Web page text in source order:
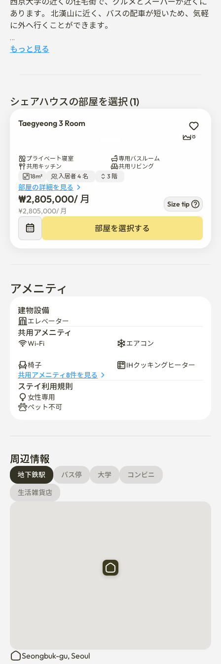
あります。 北漢山に近く、バスの配車が短いため、気軽
に外へ行くことができます。
完璧な日本語のコミュニケーションと簡単な英語のコミ
(トースト用食パンおよびシリアル、牛乳など)
* 必須利用規則案内
1. 一緒に使用する空間であるだけに、お互いに配慮お願
2. 喫煙とペット禁止(案内犬は入居状況に応じて可能で
す。)
3. 共用スペースと用品はきれいに使用お願いします。
3. 分別収集遵守
4. 規則違反で苦情が発生した場合、軽重によって措置さ
れることがあります。
契約確定時に詳細案内文をお送りします。
1. 1164
西京大、牛耳新設軽電鉄貞陵駅、4号線吉音駅、ミア現
代百貨店
西京大学、高麗大学、牛耳新設貞陵駅、4号線誠信女子
大学駅、6号線安岩駅、高麗大学病院、1号線祭基洞、清
涼里駅、京東市場·三育ソウル病院·7号線中和駅ソウル医
療院
もっと見る
シェアハウスの部屋を選択 (1)
Taegyeong 3 Room
8
プライベート寝室
専用バスルーム
共用キッチン
共用リビング
18m²
入居者 4 名 3 階
部屋の詳細を見る
₩2,805,000/ 月
¥2,805,000/ 月
Size tip
部屋を選択する
アメニティ
建物設備
エレベーター
共用アメニティ
Wi-Fi エアコン
椅子
IHクッキングヒーター
共用アメニティ8件を見る
ステイ利用規則
女性専用
ペット不可
周辺情報
地下鉄駅 バス停 大学
コンビニ
生活雑貨店
Seongbuk-gu, Seoul